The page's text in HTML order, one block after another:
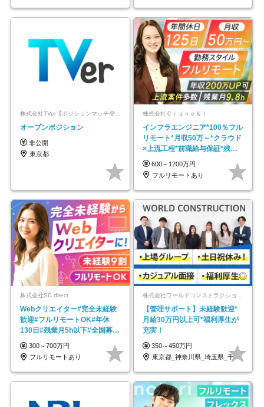
株式会社TVer【ポジションマッチ登録】
オープンポジション
非公開
東京都
株式会社Ｃｒａｎｅ＆Ｉ
インフラエンジニア*100％フル
リモート*月収50万～*クラウド
×上流工程*前職給与保証*残業
月9.8h
600～1200万円
フルリモートあり
株式会社SC direct
Webクリエイター#完全未経験
歓迎#フルリモートOK#年休
130日#残業月5h以下#全国募集
#最大1年の研修
300～700万円
フルリモートあり
【管理サポート】未経験歓迎*
月給30万円以上可*福利厚生が
充実！
350～450万円
東京都_神奈川県_埼玉県_千葉県_大阪府…